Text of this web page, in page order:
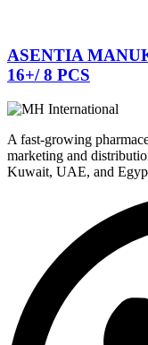
ASENTIA
16+/ 8 PCS
A fast-growing
marketing and
Kuwait, UAE, and